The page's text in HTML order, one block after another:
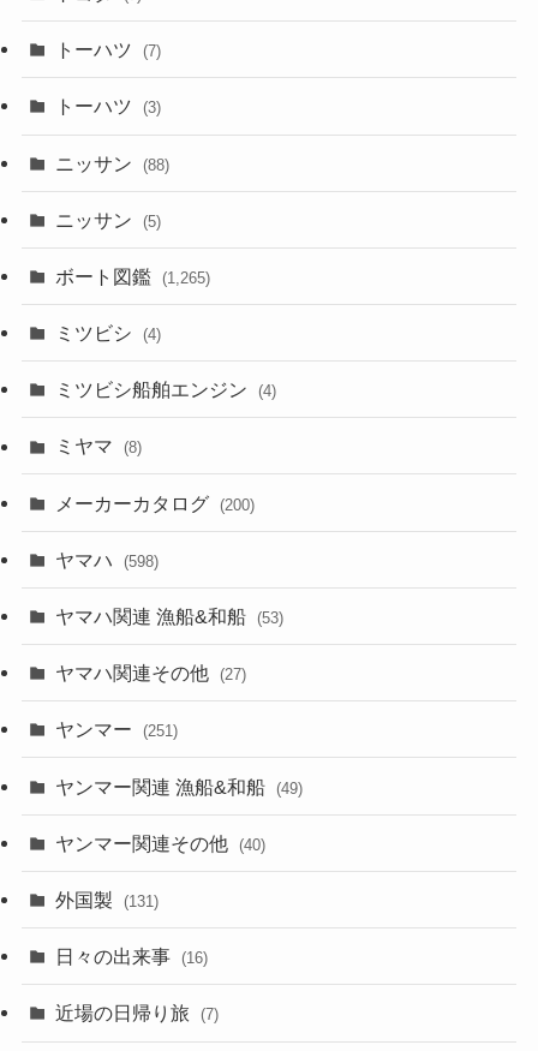
トーハツ (7)
トーハツ (3)
ニッサン (88)
ニッサン (5)
ボート図鑑 (1,265)
ミツビシ (4)
ミツビシ船舶エンジン (4)
ミヤマ (8)
メーカーカタログ (200)
ヤマハ (598)
ヤマハ関連 漁船&和船 (53)
ヤマハ関連その他 (27)
ヤンマー (251)
ヤンマー関連 漁船&和船 (49)
ヤンマー関連その他 (40)
外国製 (131)
日々の出来事 (16)
近場の日帰り旅 (7)